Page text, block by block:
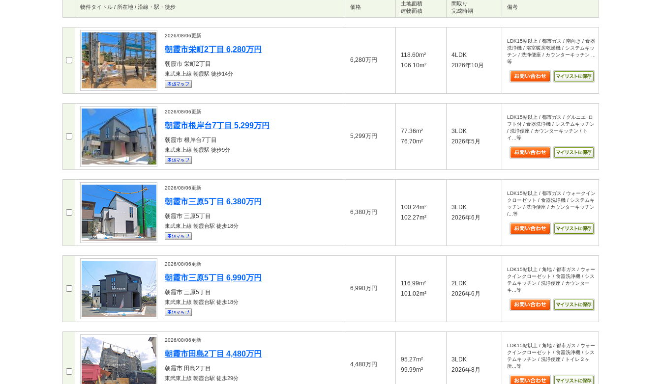
物件タイトル / 所在地 / 沿線・駅・徒歩 価格
土地面積
建物面積
間取り
完成時期
備考
2026/08/06更新
朝霞市栄町2丁目 6,280万円
朝霞市 栄町2丁目
東武東上線 朝霞駅 徒歩14分
6,280万円
118.60m²
106.10m²
4LDK
2026年10月
LDK15帖以上 / 都市ガス / 南向き / 食器
洗浄機 / 浴室暖房乾燥機 / システムキッ
チン / 洗浄便座 / カウンターキッチン ...
等
2026/08/06更新
朝霞市根岸台7丁目 5,299万円
朝霞市 根岸台7丁目
東武東上線 朝霞駅 徒歩9分
5,299万円
77.36m²
76.70m²
3LDK
2026年5月
LDK15帖以上 / 都市ガス / グルニエ･ロ
フト付 / 食器洗浄機 / システムキッチン
/ 洗浄便座 / カウンターキッチン / ト
イ...等
2026/08/06更新
朝霞市三原5丁目 6,380万円
朝霞市 三原5丁目
東武東上線 朝霞台駅 徒歩18分
6,380万円
100.24m²
102.27m²
3LDK
2026年6月
LDK15帖以上 / 都市ガス / ウォークイン
クローゼット / 食器洗浄機 / システムキ
ッチン / 洗浄便座 / カウンターキッチン
/...等
2026/08/06更新
朝霞市三原5丁目 6,990万円
朝霞市 三原5丁目
東武東上線 朝霞台駅 徒歩18分
6,990万円
116.99m²
101.02m²
2LDK
2026年6月
LDK15帖以上 / 角地 / 都市ガス / ウォー
クインクローゼット / 食器洗浄機 / シス
テムキッチン / 洗浄便座 / カウンター
キ...等
2026/08/06更新
朝霞市田島2丁目 4,480万円
朝霞市 田島2丁目
東武東上線 朝霞台駅 徒歩29分
4,480万円
95.27m²
99.99m²
3LDK
2026年8月
LDK15帖以上 / 角地 / 都市ガス / ウォー
クインクローゼット / 食器洗浄機 / シス
テムキッチン / 洗浄便座 / トイレ２ヶ
所...等